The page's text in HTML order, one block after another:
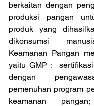
berkaitan dengan
produksi pangan
produk yang
dikonsumsi
Keamanan Pangan
yaitu GMP :
dengan
pemenuhan program
keamanan